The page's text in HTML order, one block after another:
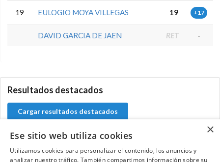
19 EULOGIO MOYA VILLEGAS 19 +17
DAVID GARCIA DE JAEN RET -
Resultados destacados
Cargar resultados destacados
Contacta con el equipo de NextCaddy
×
Ese sitio web utiliza cookies
Utilizamos cookies para personalizar el contenido, los anuncios y
analizar nuestro tráfico. También compartimos información sobre su